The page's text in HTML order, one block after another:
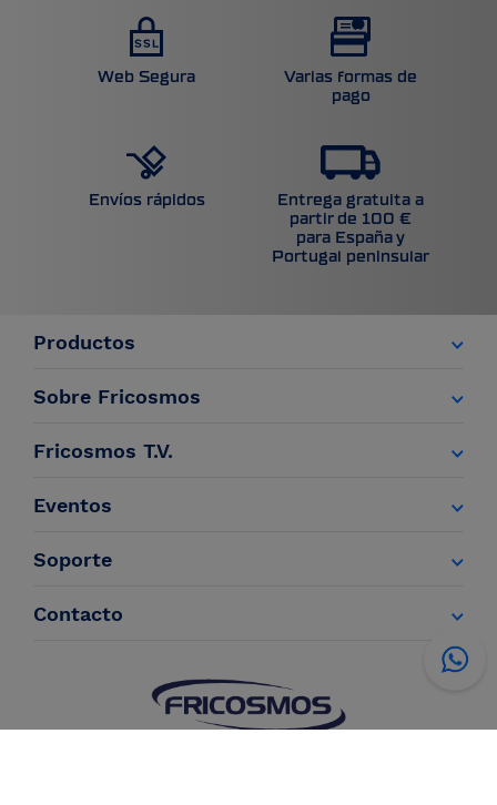
Web Segura
Varias formas de
pago
Envíos rápidos
Entrega gratuita a
partir de 100 €
para España y
Portugal peninsular
Productos
Sobre Fricosmos
Fricosmos T.V.
Eventos
Soporte
Contacto